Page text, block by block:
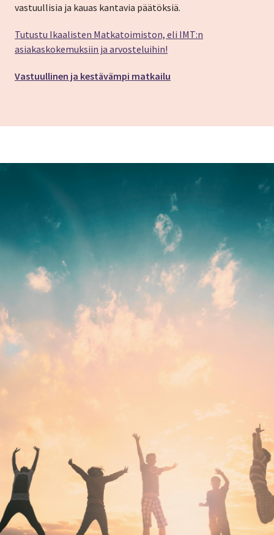
vastuullisia ja kauas kantavia päätöksiä.
Tutustu Ikaalisten Matkatoimiston, eli IMT:n
asiakaskokemuksiin ja arvosteluihin!
Vastuullinen ja kestävämpi matkailu